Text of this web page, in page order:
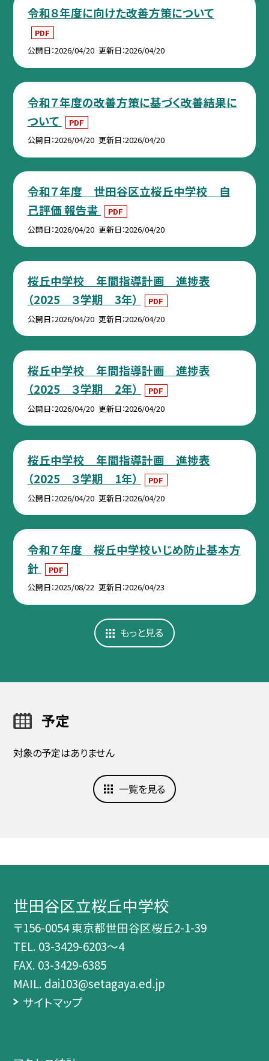
令和８年度に向けた改善方策について
PDF
公開日 2026/04/20 更新日 2026/04/20
令和７年度の改善方策に基づく改善結果に
ついて
PDF
公開日 2026/04/20 更新日 2026/04/20
令和７年度 世田谷区立桜丘中学校 自
己評価 報告書
PDF
公開日 2026/04/20 更新日 2026/04/20
桜丘中学校 年間指導計画 進捗表
（2025 ３学期 3年）
PDF
公開日 2026/04/20 更新日 2026/04/20
桜丘中学校 年間指導計画 進捗表
（2025 ３学期 2年）
PDF
公開日 2026/04/20 更新日 2026/04/20
桜丘中学校 年間指導計画 進捗表
（2025 ３学期 1年）
PDF
公開日 2026/04/20 更新日 2026/04/20
令和７年度 桜丘中学校いじめ防止基本方
針
PDF
公開日 2025/08/22 更新日 2026/04/23
もっと見る
予定
対象の予定はありません
一覧を見る
世田谷区立桜丘中学校
〒156-0054 東京都世田谷区桜丘2-1-39
TEL. 03-3429-6203～4
FAX. 03-3429-6385
MAIL. dai103@setagaya.ed.jp
サイトマップ